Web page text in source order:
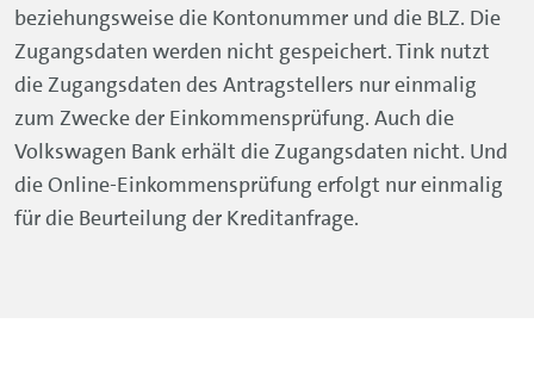
beziehungsweise die Kontonummer und die BLZ. Die
Zugangsdaten werden nicht gespeichert. Tink nutzt
die Zugangsdaten des Antragstellers nur einmalig
zum Zwecke der Einkommensprüfung. Auch die
Volkswagen Bank erhält die Zugangsdaten nicht. Und
die Online-Einkommensprüfung erfolgt nur einmalig
für die Beurteilung der Kreditanfrage.